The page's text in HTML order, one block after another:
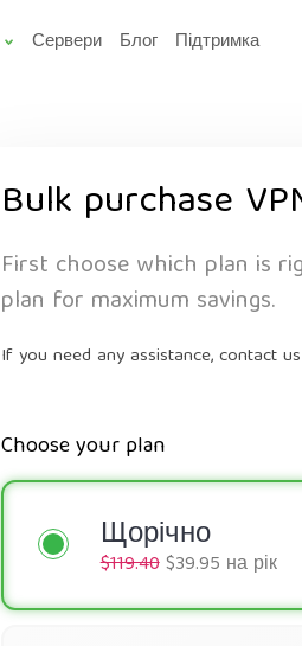
Сервери Блог Підтримка
Bulk purchase
First choose which plan is
plan for maximum savings.
If you need any assistance, contact
Choose your plan
Щорічно
$119.40$39.95 на рік